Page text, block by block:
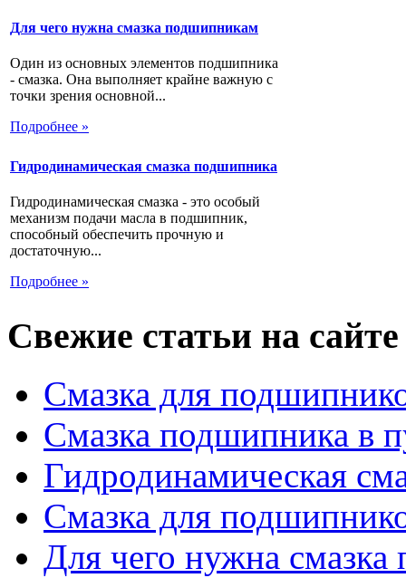
Для чего нужна смазка подшипникам
Один из основных элементов подшипника
- смазка. Она выполняет крайне важную с
точки зрения основной...
Подробнее »
Гидродинамическая смазка подшипника
Гидродинамическая смазка - это особый
механизм подачи масла в подшипник,
способный обеспечить прочную и
достаточную...
Подробнее »
Свежие статьи на сайте
Смазка для
Смазка подшипника в
Гидродинамическая
Смазка для
Для чего нужна